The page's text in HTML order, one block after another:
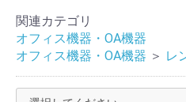
関連カテゴリ
オフィス機器・OA機器
オフィス機器・OA機器 ＞ レ